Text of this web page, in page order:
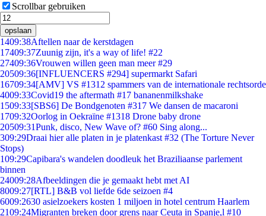
Scrollbar gebruiken
opslaan
1409:38Aftellen naar de kerstdagen
17409:37Zuunig zijn, it's a way of life! #22
27409:36Vrouwen willen geen man meer #29
20509:36[INFLUENCERS #294] supermarkt Safari
16709:34[AMV] VS #1312 spammers van de internationale rechtsorde
4009:33Covid19 the aftermath #17 bananenmilkshake
1509:33[SBS6] De Bondgenoten #317 We dansen de macaroni
1709:32Oorlog in Oekraïne #1318 Drone baby drone
20509:31Punk, disco, New Wave of? #60 Sing along...
309:29Draai hier alle platen in je platenkast #32 (The Torture Never
Stops)
109:29Capibara's wandelen doodleuk het Braziliaanse parlement
binnen
24009:28Afbeeldingen die je gemaakt hebt met AI
8009:27[RTL] B&B vol liefde 6de seizoen #4
6009:2630 asielzoekers kosten 1 miljoen in hotel centrum Haarlem
2109:24Migranten breken door grens naar Ceuta in Spanje,l #10